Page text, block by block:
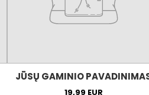
JŪSŲ GAMINIO
19,99 EUR